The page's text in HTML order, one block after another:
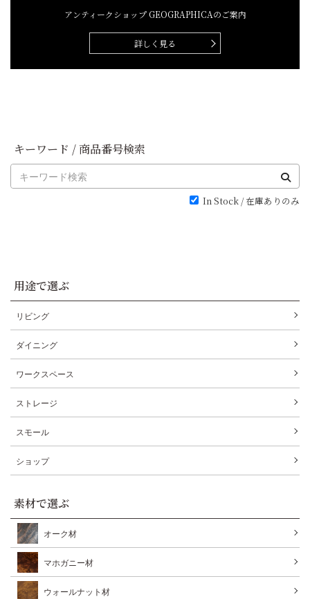
アンティークショップGEOGRAPHICAのご案内
詳しく見る
キーワード / 商品番号検索
In Stock / 在庫ありのみ
用途で選ぶ
リビング
ダイニング
ワークスペース
ストレージ
スモール
ショップ
素材で選ぶ
オーク材
マホガニー材
ウォールナット材